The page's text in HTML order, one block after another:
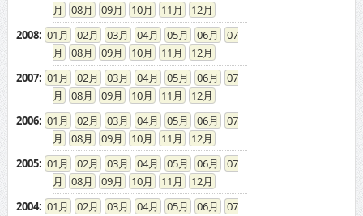
08
09 10 11
12
2008: 01 02 03 04 05 06
07
08
09 10 11
12
2007: 01 02 03 04 05 06
07
08
09 10 11
12
2006: 01 02 03 04 05 06
07
08
09 10 11
12
2005: 01 02 03 04 05 06
07
08
09 10 11
12
2004: 01 02 03 04 05 06
07